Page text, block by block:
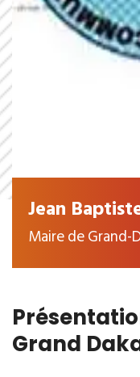
Jean
Maire de Grand-
Grand